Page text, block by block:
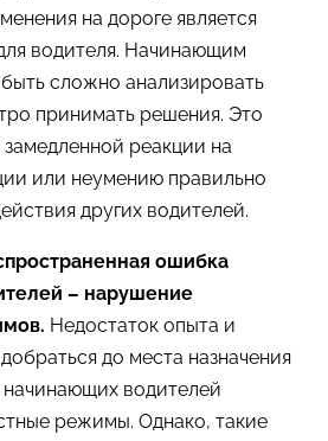
на дороге является
водителя. Начинающим
сложно анализировать
принимать решения. Это
реакции на
или неумению правильно
других водителей.
ошибка
– нарушение
Недостаток опыта и
до места назначения
водителей
режимы. Однако, такие